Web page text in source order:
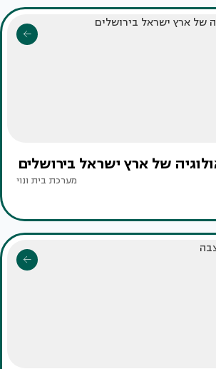
של ארץ ישראל בירושלים
מערכת בית ונוי